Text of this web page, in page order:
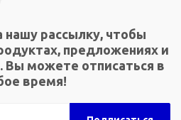
нашу рассылку, чтобы
предложениях и
Вы можете отписаться в
время!